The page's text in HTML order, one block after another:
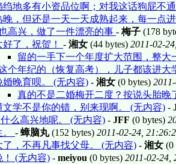
绉地多有小资品位啊；对我这话狗屁不
晚，但还是一天一天成熟起来，每一点
高兴，做了一件漂亮的事 - 梅子 (178
好了，祝贺！ - 湘女 (44 bytes) 2011-02-
留的一手下一个年度扩大范围，整
个年纪的（恢复高考），儿子都该进大
婚晚育呗。 (无内容) - 湘女 (0 bytes)
真的不是二婚梅开二度？按说头胎
学不是你的错，别来现啊。 (无内容) -
么高兴地呢。 (无内容) - JFF (0 bytes)
- 蟑脑丸(152 bytes) 2011-02-24,
，不再凡事找父母。 (无内容) - 湘女 (0
！ (无内容) - meiyou (0 bytes) 2011-02-24,